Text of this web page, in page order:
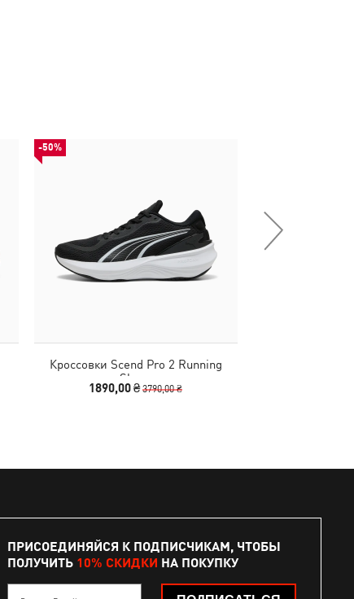
-50%
Кроссовки Scend Pro 2 Running
Shoes
1890,00 ₴3790,00 ₴
ПРИСОЕДИНЯЙСЯ К ПОДПИСЧИКАМ, ЧТОБЫ
ПОЛУЧИТЬ 10% СКИДКИ НА ПОКУПКУ